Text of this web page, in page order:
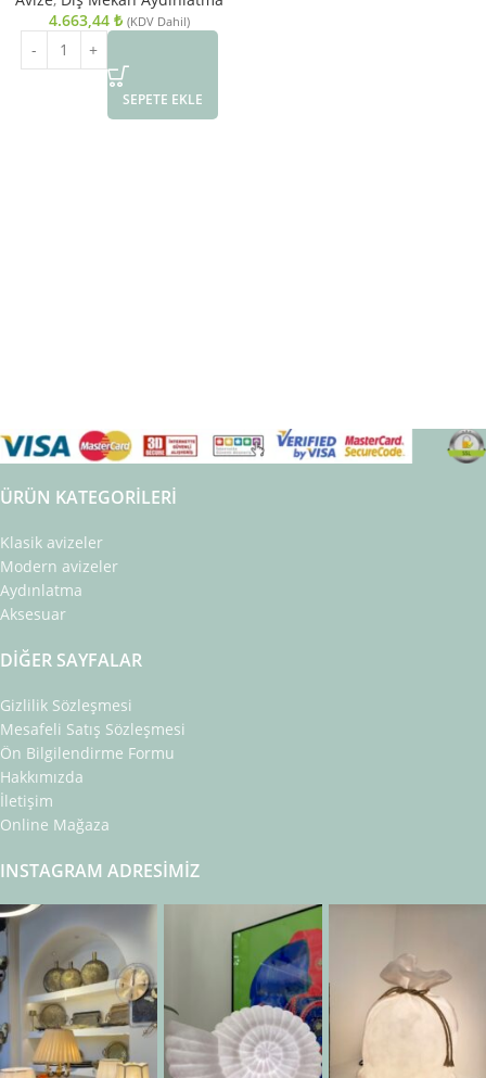
4.663,44 ₺ (KDV Dahil)
SEPETE EKLE
ÜRÜN KATEGORILERI
Klasik avizeler
Modern avizeler
Aydınlatma
Aksesuar
DIĞER SAYFALAR
Gizlilik Sözleşmesi
Mesafeli Satış Sözleşmesi
Ön Bilgilendirme Formu
Hakkımızda
İletişim
Online Mağaza
INSTAGRAM ADRESIMIZ